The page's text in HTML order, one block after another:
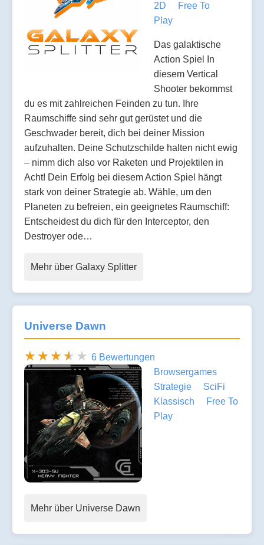
2D
Free To
Play
Das galaktische
Action Spiel In
diesem Vertical
Shooter bekommst
du es mit zahlreichen Feinden zu tun. Ihre
Raumschiffe sind sehr gut gerüstet und die
Geschwader bereit, dich bei deiner Mission
aufzuhalten. Deine Schutzschilde halten nicht ewig
– nimm dich also vor Raketen und Projektilen in
Acht! Dein Erfolg bei diesem Action Spiel hängt
stark von deiner Strategie ab. Wähle, um den
Planeten zu befreien, ein geeignetes Raumschiff:
Entscheidest du dich für den Interceptor, den
Destroyer ode…
Mehr über Galaxy Splitter
Universe Dawn
6 Bewertungen
Browsergames
Strategie
SciFi
Klassisch
Free To
Play
Mehr über Universe Dawn